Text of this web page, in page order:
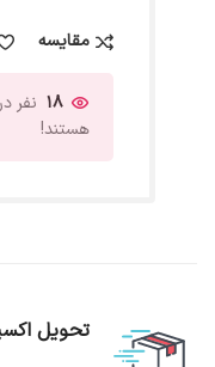
مقایسه
18 نفر
هستند!
تحویل